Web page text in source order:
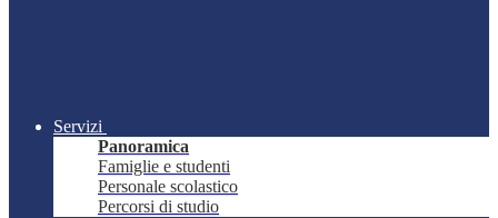
Servizi
Panoramica
Famiglie e studenti
Personale scolastico
Percorsi di studio